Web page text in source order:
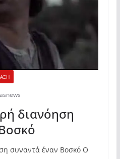
διανόηση
συναντά έναν Βοσκό Ο